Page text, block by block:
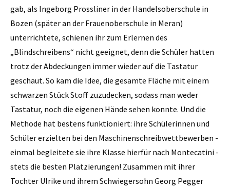
gab, als Ingeborg Prossliner in der Handelsoberschule in
Bozen (später an der Frauenoberschule in Meran)
unterrichtete, schienen ihr zum Erlernen des
„Blindschreibens“ nicht geeignet, denn die Schüler hatten
trotz der Abdeckungen immer wieder auf die Tastatur
geschaut. So kam die Idee, die gesamte Fläche mit einem
schwarzen Stück Stoff zuzudecken, sodass man weder
Tastatur, noch die eigenen Hände sehen konnte. Und die
Methode hat bestens funktioniert: ihre Schülerinnen und
Schüler erzielten bei den Maschinenschreibwettbewerben -
einmal begleitete sie ihre Klasse hierfür nach Montecatini -
stets die besten Platzierungen! Zusammen mit ihrer
Tochter Ulrike und ihrem Schwiegersohn Georg Pegger